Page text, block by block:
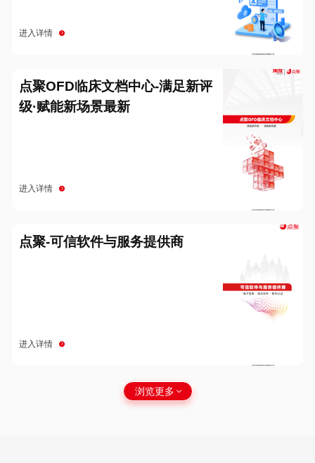
进入详情
点聚OFD临床文档中心-满足新评
级·赋能新场景最新
进入详情
点聚-可信软件与服务提供商
进入详情
浏览更多